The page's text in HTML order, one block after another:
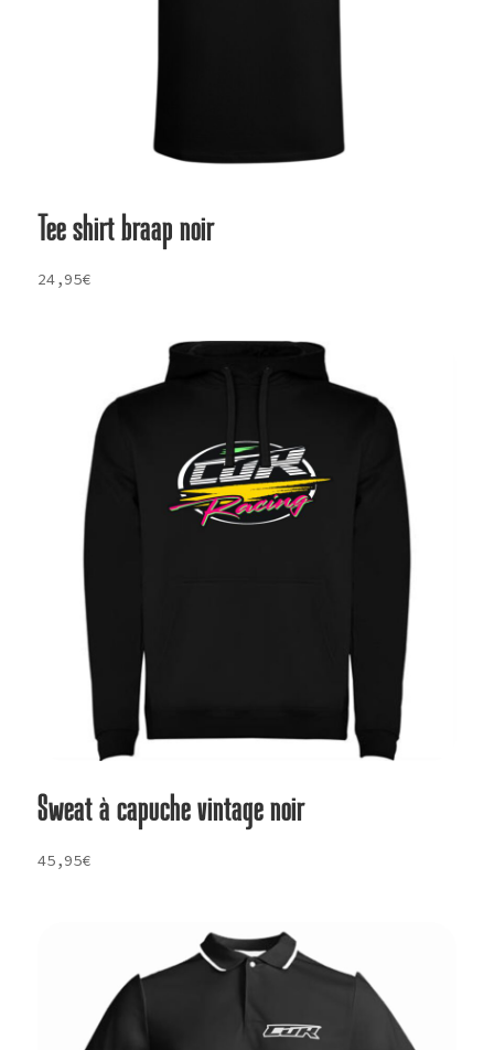
Tee shirt braap noir
24,95€
Sweat à capuche vintage noir
45,95€